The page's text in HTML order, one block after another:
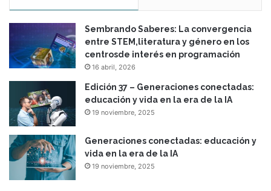
Sembrando Saberes: La convergencia
entre STEM,literatura y género en los
centrosde interés en programación
16 abril, 2026
Edición 37 – Generaciones conectadas:
educación y vida en la era de la IA
19 noviembre, 2025
Generaciones conectadas: educación y
vida en la era de la IA
19 noviembre, 2025